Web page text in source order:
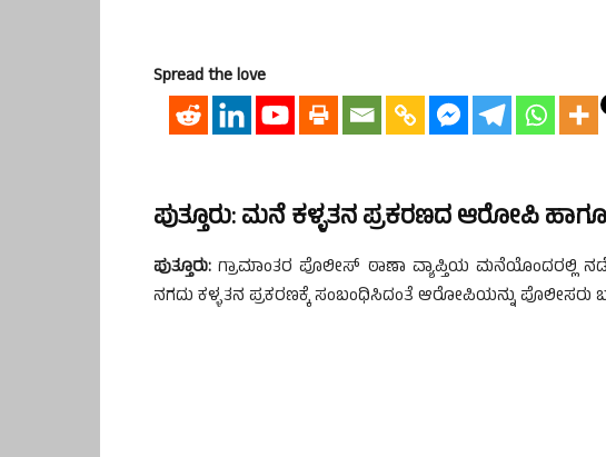
Spread the love
ಪುತ್ತೂರು: ಮನೆ ಕಳ್ಳತನ ಪ್ರಕರಣದ ಆರೋಪಿ ಹಾಗೂ
ಪುತ್ತೂರು: ಗ್ರಾಮಾಂತರ ಪೊಲೀಸ್ ಠಾಣಾ ವ್ಯಾಪ್ತಿಯ ಮನೆಯೊಂದರಲ್ಲಿ
ನಗದು ಕಳ್ಳತನ ಪ್ರಕರಣಕ್ಕೆ ಸಂಬಂಧಿಸಿದಂತೆ ಆರೋಪಿಯನ್ನು ಪೊಲೀಸರು